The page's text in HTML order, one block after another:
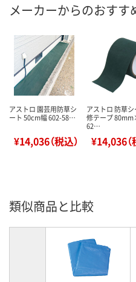
メーカーからのおすす
アストロ 園芸用防草シ
ート 50cm幅 602-58…
¥14,036（税込）
アストロ 防草
修テープ
62…
¥14,036（
類似商品と比較